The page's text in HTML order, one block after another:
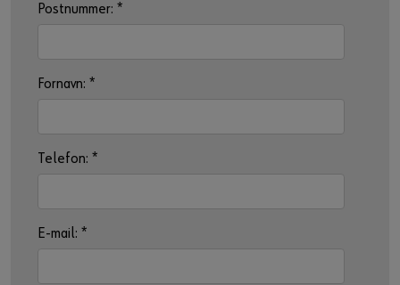
Postnummer: *
Fornavn: *
Telefon: *
E-mail: *